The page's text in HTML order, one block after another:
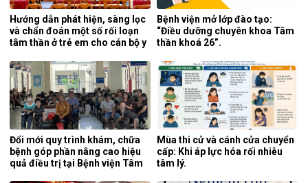
Hướng dẫn phát hiện, sàng lọc
và chẩn đoán một số rối loạn
tâm thần ở trẻ em cho cán bộ y
Bệnh viện mở lớp đào tạo:
“Điều dưỡng chuyên khoa Tâm
thần khoá 26”.
Đổi mới quy trình khám, chữa
bệnh góp phần nâng cao hiệu
quả điều trị tại Bệnh viện Tâm
Mùa thi cử và cánh cửa chuyển
cấp: Khi áp lực hóa rối nhiễu
tâm lý.